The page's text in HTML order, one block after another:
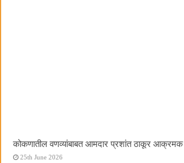
कोकणातील वणव्यांबाबत आमदार प्रशांत ठाकूर आक्रमक
25th June 2026